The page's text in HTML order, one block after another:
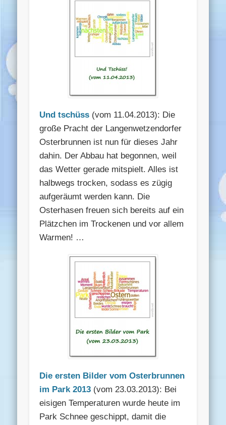
Und tschüss (vom 11.04.2013): Die
große Pracht der Langenwetzendorfer
Osterbrunnen ist nun für dieses Jahr
dahin. Der Abbau hat begonnen, weil
das Wetter gerade mitspielt. Alles ist
halbwegs trocken, sodass es zügig
aufgeräumt werden kann. Die
Osterhasen freuen sich bereits auf ein
Plätzchen im Trockenen und vor allem
Warmen! …
Die ersten Bilder vom Osterbrunnen
im Park 2013 (vom 23.03.2013): Bei
eisigen Temperaturen wurde heute im
Park Schnee geschippt, damit die